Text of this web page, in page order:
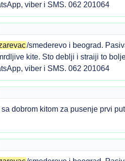
viber i SMS. 062 201064
/smederevo i beograd.
kite. Sto deblji i straiji to
viber i SMS. 062 201064
dobrom kitom za pusenje prvi